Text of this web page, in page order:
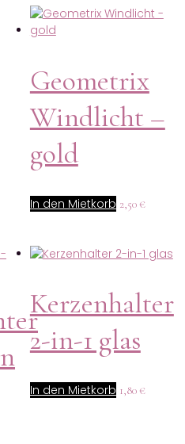
Geometrix
Windlicht –
gold
In den Mietkorb 2,50 €
Kerzenhalter
2-in-1 glas
In den Mietkorb 1,80 €